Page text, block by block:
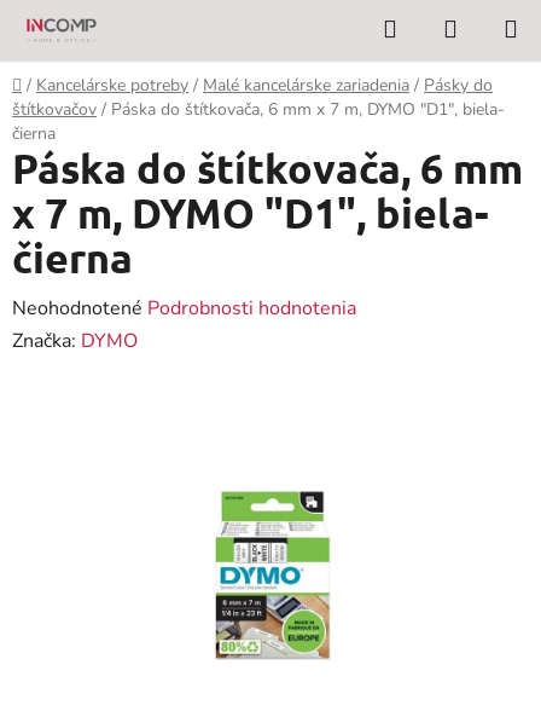
Prejsť
obsah
Hľadať
KOŠÍK
Domov
/ Kancelárske potreby / Malé kancelárske zariadenia / Pásky do
štítkovačov / Páska do štítkovača, 6 mm x 7 m, DYMO "D1", biela-
čierna
Páska do štítkovača, 6 mm
x 7 m, DYMO "D1", biela-
čierna
Priemerné
hodnotenie
Neohodnotené Podrobnosti hodnotenia
Značka: DYMO